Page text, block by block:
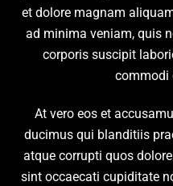
et dolore magnam
ad minima veniam, quis
corporis suscipit
commodi
At vero eos et
ducimus qui blanditiis
atque corrupti quos
sint occaecati cupiditate